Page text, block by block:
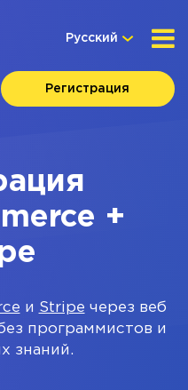
Русский
Регистрация
+
и Stripe через веб
программистов и
знаний.